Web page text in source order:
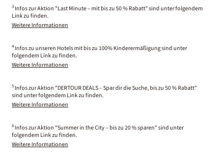
3 Infos zur Aktion "Last Minute – mit bis zu 50 % Rabatt" sind unter folgendem
Link zu finden.
Weitere Informationen
4 Infos zu unseren Hotels mit bis zu 100% Kinderermäßigung sind unter
folgendem Link zu finden.
Weitere Informationen
5 Infos zur Aktion "DERTOUR DEALS – Spar dir die Suche, bis zu 50 % Rabatt"
sind unter folgendem Link zu finden.
Weitere Informationen
6 Infos zur Aktion "Summer in the City – bis zu 20 % sparen" sind unter
folgendem Link zu finden.
Weitere Informationen